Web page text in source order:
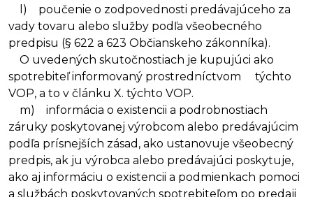
l) poučenie o zodpovednosti predávajúceho za
vady tovaru alebo služby podľa všeobecného
predpisu (§ 622 a 623 Občianskeho zákonníka).
O uvedených skutočnostiach je kupujúci ako
spotrebiteľ informovaný prostredníctvom týchto
VOP, a to v článku X. týchto VOP.
m) informácia o existencii a podrobnostiach
záruky poskytovanej výrobcom alebo predávajúcim
podľa prísnejších zásad, ako ustanovuje všeobecný
predpis, ak ju výrobca alebo predávajúci poskytuje,
ako aj informáciu o existencii a podmienkach pomoci
a službách poskytovaných spotrebiteľom po predaji